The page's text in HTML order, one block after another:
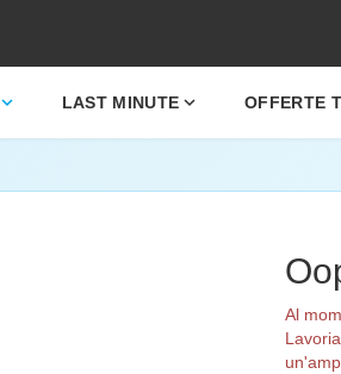
expand_more LAST MINUTE expand_more OFFERTE
Al